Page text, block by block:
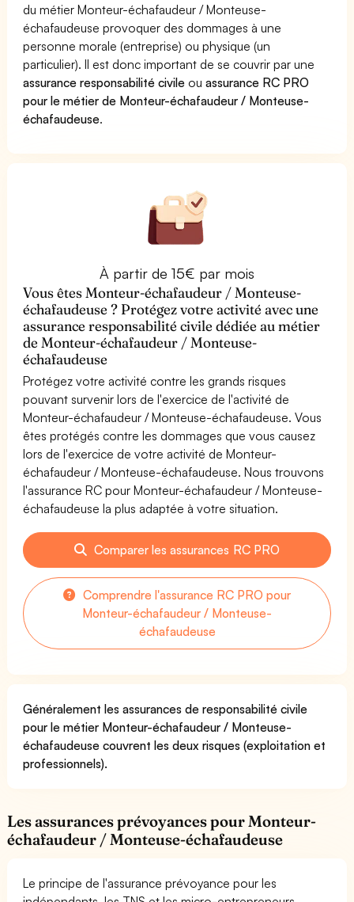
du métier Monteur-échafaudeur / Monteuse-
échafaudeuse provoquer des dommages à une
personne morale (entreprise) ou physique (un
particulier). Il est donc important de se couvrir par une
assurance responsabilité civile ouassurance RC PRO
pour le métier de Monteur-échafaudeur / Monteuse-
échafaudeuse.
À partir de 15€ par mois
Vous êtes Monteur-échafaudeur / Monteuse-
échafaudeuse ? Protégez votre activité avec une
assurance responsabilité civile dédiée au métier
de Monteur-échafaudeur / Monteuse-
échafaudeuse
Protégez votre activité contre les grands risques
pouvant survenir lors de l'exercice de l'activité de
Monteur-échafaudeur / Monteuse-échafaudeuse. Vous
êtes protégés contre les dommages que vous causez
lors de l'exercice de votre activité de Monteur-
échafaudeur / Monteuse-échafaudeuse. Nous trouvons
l'assurance RC pour Monteur-échafaudeur / Monteuse-
échafaudeuse la plus adaptée à votre situation.
Comparer les assurances RC PRO
Comprendre l'assurance RC PRO pour
Monteur-échafaudeur / Monteuse-
échafaudeuse
Généralement les assurances de responsabilité civile
pour le métier Monteur-échafaudeur / Monteuse-
échafaudeuse couvrent les deux risques (exploitation et
professionnels).
Les assurances prévoyances pour Monteur-
échafaudeur / Monteuse-échafaudeuse
Le principe de l'assurance prévoyance pour les